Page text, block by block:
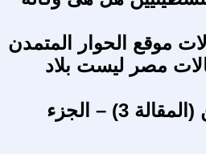
موقع الحوار المتمدن
مصر ليست بلاد
الثورة السورية على مدار عامين (المقالة 3) – الجزء